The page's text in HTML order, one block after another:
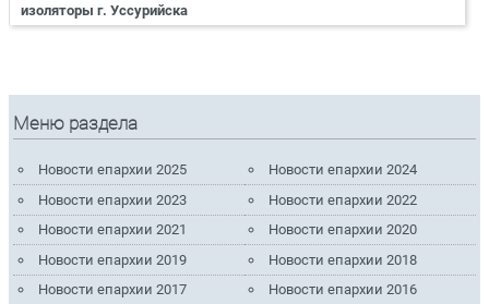
изоляторы г. Уссурийска
Меню раздела
Новости епархии 2025
Новости епархии 2024
Новости епархии 2023
Новости епархии 2022
Новости епархии 2021
Новости епархии 2020
Новости епархии 2019
Новости епархии 2018
Новости епархии 2017
Новости епархии 2016